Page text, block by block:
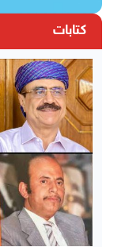
كتابات